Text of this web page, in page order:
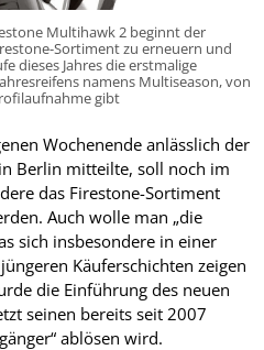
Multihawk 2 beginnt der
Sortiment zu erneuern und
dieses Jahres die erstmalige
namens Multiseason, von
gibt
Wochenende anlässlich der
Berlin mitteilte, soll noch im
das Firestone-Sortiment
Auch wolle man „die
sich insbesondere in einer
Käuferschichten zeigen
die Einführung des neuen
seinen bereits seit 2007
ablösen wird.